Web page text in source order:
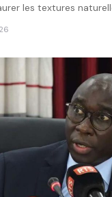
les textures